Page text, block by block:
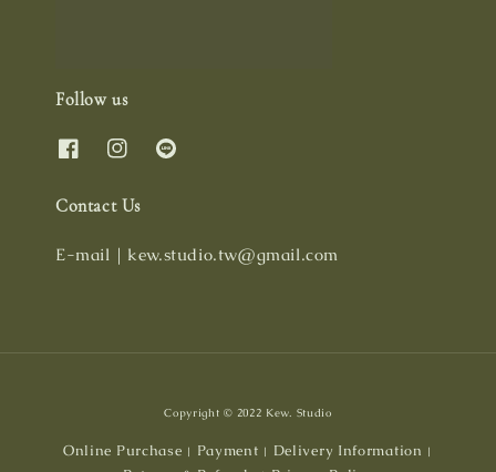
Follow us
Contact Us
E-mail｜kew.studio.tw@gmail.com
Copyright © 2022 Kew. Studio
Online Purchase | Payment | Delivery Information |